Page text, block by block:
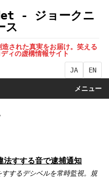
- ジョークニ
ス
れた真実をお届け。笑える
ィの虚構情報サイト
JA EN
メニュー
法すする音で逮捕通知
するデシベルを常時監視。規